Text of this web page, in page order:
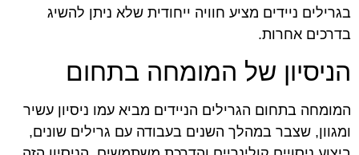
בגרילים ניידים מציע חוויה ייחודית שלא ניתן להשיג
בדרכים אחרות.
הניסיון של המומחה בתחום
המומחה בתחום הגרילים הניידים מביא עמו ניסיון עשיר
ומגוון, שצבר במהלך השנים בעבודה עם גרילים שונים,